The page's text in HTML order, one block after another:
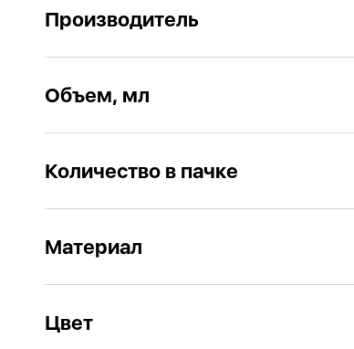
Производитель
Объем, мл
Количество в пачке
Материал
Цвет